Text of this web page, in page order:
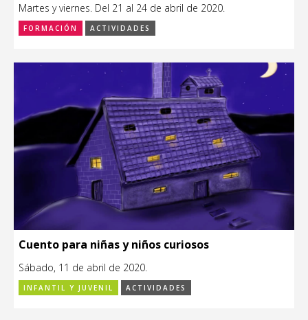
Martes y viernes. Del 21 al 24 de abril de 2020.
FORMACIÓN ACTIVIDADES
Cuento para niñas y niños curiosos
Sábado, 11 de abril de 2020.
INFANTIL Y JUVENIL ACTIVIDADES